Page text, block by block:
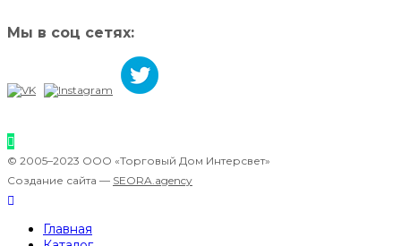
Мы в соц сетях:
© 2005–2023 ООО «Торговый Дом Интерсвет»
Создание сайта — SEORA.agency
Главная